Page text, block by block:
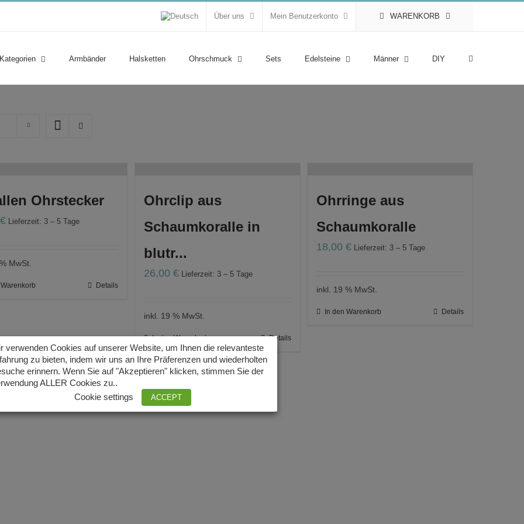
Über uns Mein Benutzerkonto WARENKORB
Armbänder Halsketten Ohrschmuck Sets Edelsteine Männer DIY
Ohrstecker
€ Lieferzeit: 3 – 5 Tage
MwSt.
Warenkorb Details
Ohrclip aus
Schaumkoralle in
blutr...
26,00 € Lieferzeit: 3 – 5 Tage
inkl. 19 % MwSt.
In den Warenkorb Details
Ohrringe aus
Schaumkoralle
18,00€ Lieferzeit: 3 – 5 Tage
inkl. 19 % MwSt.
In den Warenkorb Details
verwenden Cookies auf unserer Website, um Ihnen die relevanteste
zu bieten, indem wir uns an Ihre Präferenzen und wiederholten
erinnern. Wenn Sie auf "Akzeptieren" klicken, stimmen Sie der
ALLER Cookies zu..
Cookie settings
ACCEPT